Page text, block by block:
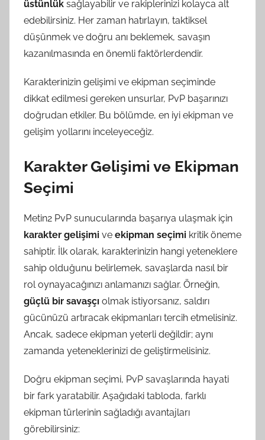
üstünlük sağlayabilir ve rakiplerinizi kolayca alt
edebilirsiniz. Her zaman hatırlayın, taktiksel
düşünmek ve doğru anı beklemek, savaşın
kazanılmasında en önemli faktörlerdendir.
Karakterinizin gelişimi ve ekipman seçiminde
dikkat edilmesi gereken unsurlar, PvP başarınızı
doğrudan etkiler. Bu bölümde, en iyi ekipman ve
gelişim yollarını inceleyeceğiz.
Karakter Gelişimi ve Ekipman
Seçimi
Metin2 PvP sunucularında başarıya ulaşmak için
karakter gelişimi ve ekipman seçimi kritik öneme
sahiptir. İlk olarak, karakterinizin hangi yeteneklere
sahip olduğunu belirlemek, savaşlarda nasıl bir
rol oynayacağınızı anlamanızı sağlar. Örneğin,
güçlü bir savaşçı olmak istiyorsanız, saldırı
gücünüzü artıracak ekipmanları tercih etmelisiniz.
Ancak, sadece ekipman yeterli değildir; aynı
zamanda yeteneklerinizi de geliştirmelisiniz.
Doğru ekipman seçimi, PvP savaşlarında hayati
bir fark yaratabilir. Aşağıdaki tabloda, farklı
ekipman türlerinin sağladığı avantajları
görebilirsiniz: